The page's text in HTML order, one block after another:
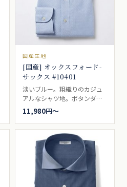
国産生地
[国産] オックスフォード-
サックス #10401
淡いブルー。粗織りのカジュ
アルなシャツ地。ボタンダウ
ンの代名詞的シャツ生地。ブ
レザーやジャケットによく合
い、ボタンダウンとの相性は
最適で、アイビールックなど
では代名詞的な存在。カジュ
アルシャツ向き。
11,980円〜